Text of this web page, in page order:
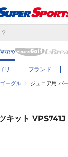
リ ブランド
ゴーグル ジュニア用 パ
キット